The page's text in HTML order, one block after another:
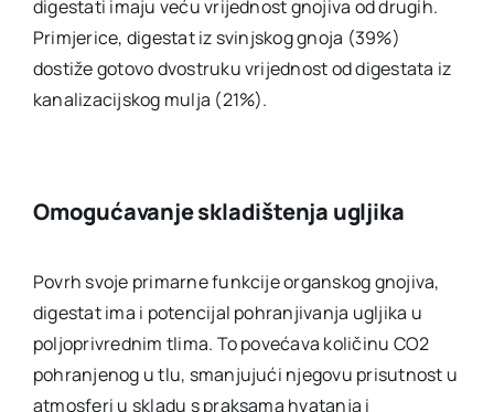
digestati imaju veću vrijednost gnojiva od drugih.
Primjerice, digestat iz svinjskog gnoja (39%)
dostiže gotovo dvostruku vrijednost od digestata iz
kanalizacijskog mulja (21%).
Omogućavanje skladištenja ugljika
Povrh svoje primarne funkcije organskog gnojiva,
digestat ima i potencijal pohranjivanja ugljika u
poljoprivrednim tlima. To povećava količinu CO2
pohranjenog u tlu, smanjujući njegovu prisutnost u
atmosferi u skladu s praksama hvatanja i